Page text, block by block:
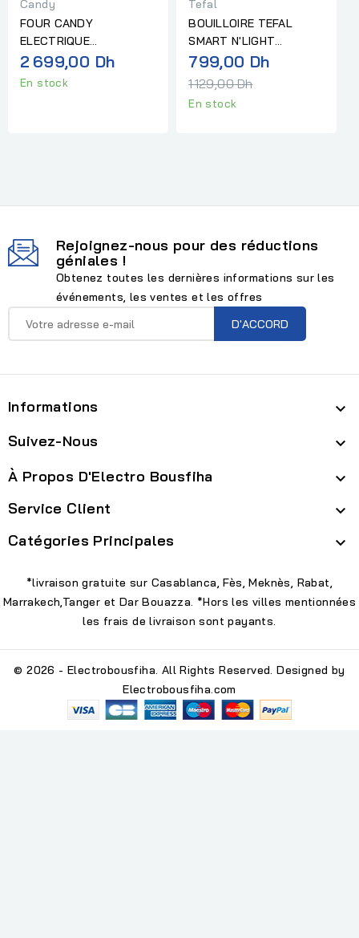
Candy
FOUR CANDY
ELECTRIQUE
MULTIFONCTION INOX
2 699,00 Dh
En stock
Tefal
BOUILLOIRE TEFAL
SMART N'LIGHT
THERMOSTAT
799,00 DhPrix
1 129,00 Dh
En stock
Rejoignez-nous pour des réductions
géniales !
Obtenez toutes les dernières informations sur les
événements, les ventes et les offres
Informations 
Suivez-Nous 
À Propos D'Electro Bousfiha 
Service Client 
Catégories Principales 
*livraison gratuite sur Casablanca, Fès, Meknès, Rabat,
Marrakech,Tanger et Dar Bouazza. *Hors les villes mentionnées
les frais de livraison sont payants.
© 2026 - Electrobousfiha. All Rights Reserved. Designed by
Electrobousfiha.com